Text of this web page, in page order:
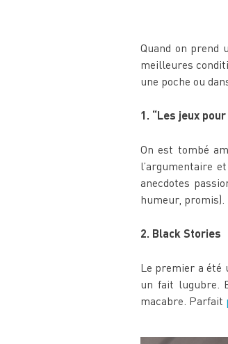
Quand on prend
meilleures
une poche ou
1. “Les jeux
On est tombé
l’argumentaire
anecdotes
humeur, promis).
2. Black Stories
Le premier a été
un fait lugubre.
macabre. Parfait